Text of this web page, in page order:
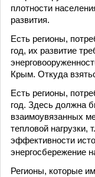
плотности
развития.
Есть регионы,
год, их развитие
Крым. Откуда
Есть регионы,
год. Здесь должна
взаимоувязанных
тепловой
эффективности
энергосбережение
Регионы, которые